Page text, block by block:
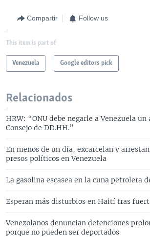
Compartir Follow us
This item is part of
Venezuela Google editors pick
Relacionados
HRW: “ONU debe negarle a Venezuela un
Consejo de DD.HH.”
En menos de un día, excarcelan y
presos políticos en Venezuela
La gasolina escasea en la cuna petrolera
Esperan más disturbios en Haití tras
Venezolanos denuncian detenciones
porque no pueden ser deportados